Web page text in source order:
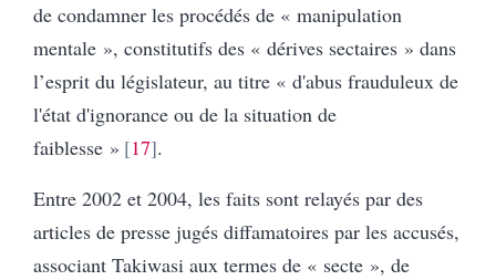
de condamner les procédés de « manipulation
mentale », constitutifs des « dérives sectaires » dans
l’esprit du législateur, au titre « d'abus frauduleux de
l'état d'ignorance ou de la situation de
faiblesse » 17 .
Entre 2002 et 2004, les faits sont relayés par des
articles de presse jugés diffamatoires par les accusés,
associant Takiwasi aux termes de « secte », de